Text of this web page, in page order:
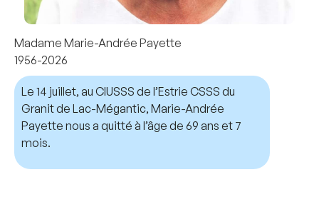
Madame Marie-Andrée Payette
1956-2026
Le 14 juillet, au CIUSSS de l’Estrie CSSS du
Granit de Lac-Mégantic, Marie-Andrée
Payette nous a quitté à l’âge de 69 ans et 7
mois.